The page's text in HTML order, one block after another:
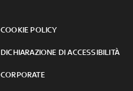
COOKIE POLICY
DICHIARAZIONE DI ACCESSIBILITÀ
CORPORATE